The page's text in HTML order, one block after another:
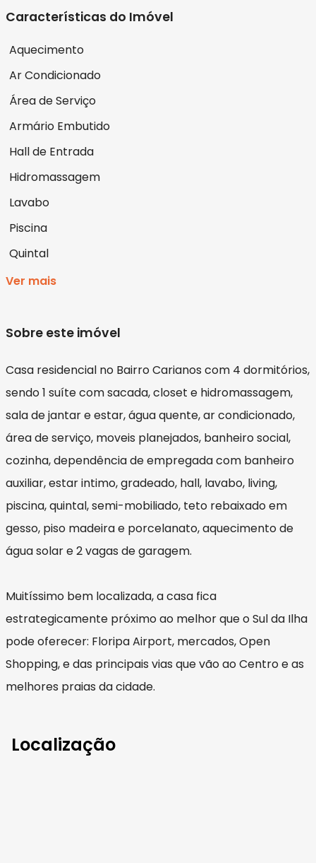
Características do Imóvel
Aquecimento
Ar Condicionado
Área de Serviço
Armário Embutido
Hall de Entrada
Hidromassagem
Lavabo
Piscina
Quintal
Ver mais
Sobre este imóvel
Casa residencial no Bairro Carianos com 4 dormitórios,
sendo 1 suíte com sacada, closet e hidromassagem,
sala de jantar e estar, água quente, ar condicionado,
área de serviço, moveis planejados, banheiro social,
cozinha, dependência de empregada com banheiro
auxiliar, estar intimo, gradeado, hall, lavabo, living,
piscina, quintal, semi-mobiliado, teto rebaixado em
gesso, piso madeira e porcelanato, aquecimento de
água solar e 2 vagas de garagem.
Muitíssimo bem localizada, a casa fica
estrategicamente próximo ao melhor que o Sul da Ilha
pode oferecer: Floripa Airport, mercados, Open
Shopping, e das principais vias que vão ao Centro e as
melhores praias da cidade.
Localização